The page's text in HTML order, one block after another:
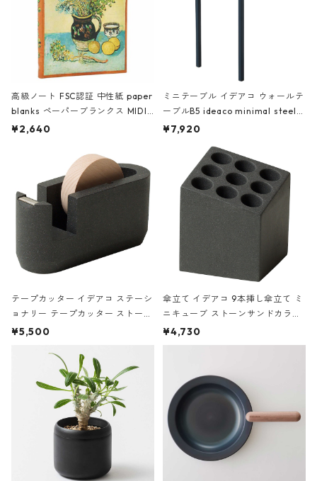
高級ノート FSC認証 中性紙 paper
blanks ペーパーブランクス MIDI
ハードカバー 罫線 ヴァン・ゴッホ
¥2,640
ミニテーブル イデアコ ウォールテ
ーブルB5 ideaco minimal steel f
urniture WALL Table B5 ネイビー
¥7,920
テープカッター イデアコ ステーシ
ョナリー テープカッター ストーン
サンドカラー 石調 ideaco Station
¥5,500
傘立て イデアコ 9本挿し傘立て ミ
ニキューブ ストーンサンドカラー
石調 ideaco Umbrella Stand CUB
E ストーンサンドブラック
¥4,730